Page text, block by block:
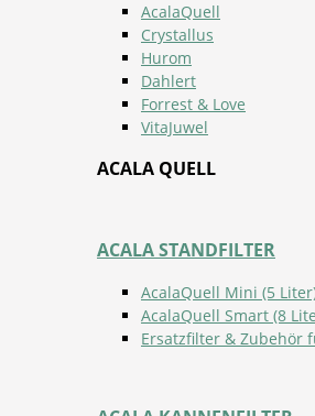
AcalaQuell
Crystallus
Hurom
Dahlert
Forrest & Love
VitaJuwel
ACALA QUELL
ACALA STANDFILTER
AcalaQuell Mini (5
AcalaQuell Smart (8
Ersatzfilter & Zubehör